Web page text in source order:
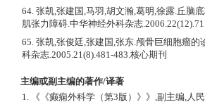
64. 张凯,张建国,马羽,胡文瀚,葛明,徐露.丘脑
肌张力障碍.中华神经外科杂志
65. 张凯,张俊廷,张建国,张东.颅骨巨细胞瘤的
科杂志.2005.21(8).481-483.核心期刊
主编或副主编的著作/译著
1. 《《癫痫外科学（第3版）》》,副主编,人